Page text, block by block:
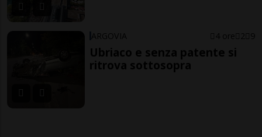
ARGOVIA 4 ore 2 9
Ubriaco e senza patente si
ritrova sottosopra